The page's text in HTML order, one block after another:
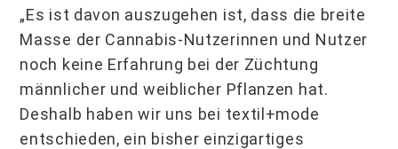
„Es ist davon auszugehen ist, dass die breite
Masse der Cannabis-Nutzerinnen und Nutzer
noch keine Erfahrung bei der Züchtung
männlicher und weiblicher Pflanzen hat.
Deshalb haben wir uns bei textil+mode
entschieden, ein bisher einzigartiges